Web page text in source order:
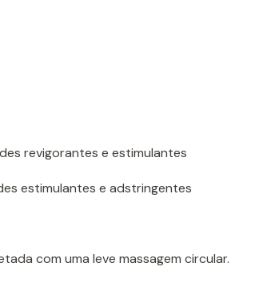
revigorantes e estimulantes
estimulantes e adstringentes
com uma leve massagem circular.